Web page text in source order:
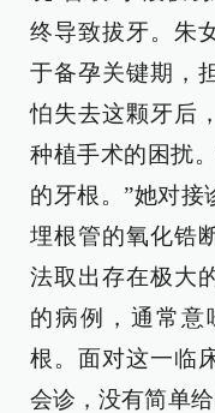
终导致拔牙。朱
于备孕关键期，
怕失去这颗牙后
种植手术的困扰
的牙根。”她对接
埋根管的氧化锆
法取出存在极大
的病例，通常
根。面对这一临
会诊，没有简单